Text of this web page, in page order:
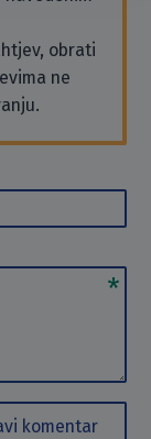
obrati
ne
komentar